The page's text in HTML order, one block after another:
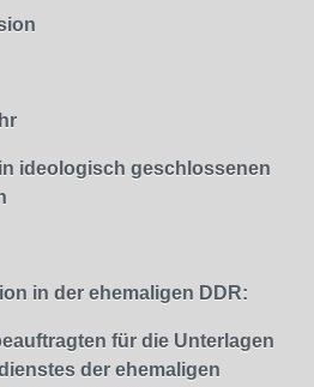
ideologisch geschlossenen
in der ehemaligen DDR:
für die Unterlagen
der ehemaligen